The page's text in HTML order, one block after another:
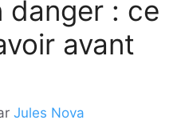
danger : ce
avant
Jules Nova